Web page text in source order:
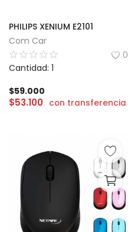
PHILIPS XENIUM E2101
Com Car
0
Cantidad: 1
$59.000
$53.100 con transferencia